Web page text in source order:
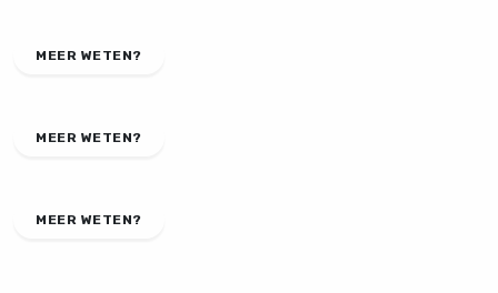
MEER WETEN?
MEER WETEN?
MEER WETEN?